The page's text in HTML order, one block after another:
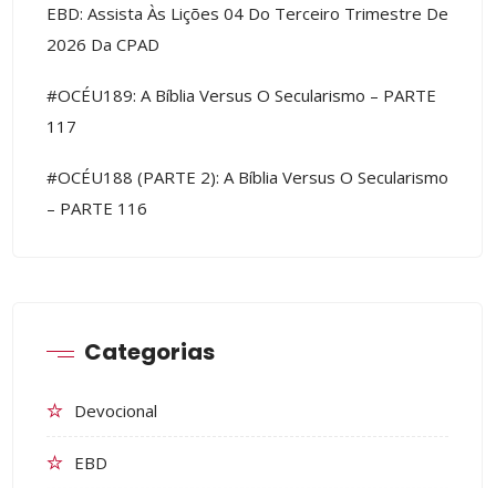
EBD: Assista Às Lições 04 Do Terceiro Trimestre De
2026 Da CPAD
#OCÉU189: A Bíblia Versus O Secularismo – PARTE
117
#OCÉU188 (PARTE 2): A Bíblia Versus O Secularismo
– PARTE 116
Categorias
Devocional
EBD